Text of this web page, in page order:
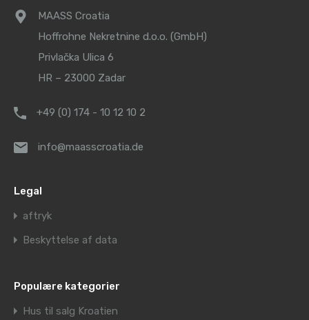
MAASS Croatia
Hoffrohne Nekretnine d.o.o. (GmbH)
Privlačka Ulica 6
HR – 23000 Zadar
+49 (0) 174 - 10 12 10 2
info@maasscroatia.de
Legal
aftryk
Beskyttelse af data
Populære kategorier
Hus til salg Kroatien